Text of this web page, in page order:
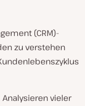
(CRM)-
zu verstehen
vieler